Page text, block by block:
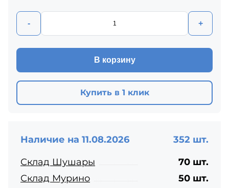
- +
В корзину
Купить в 1 клик
Наличие на 11.08.2026
352 шт.
Склад Шушары
70 шт.
Склад Мурино
50 шт.